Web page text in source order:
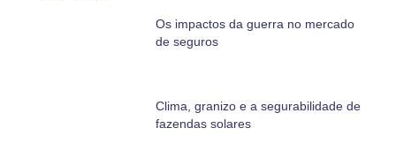
Os impactos da guerra no mercado
de seguros
Clima, granizo e a segurabilidade de
fazendas solares